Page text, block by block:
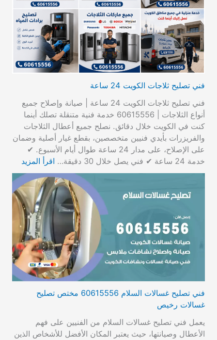
فني تصليح ثلاجات الكويت 24 ساعة
فني تصليح ثلاجات الكويت 24 ساعة | صيانة وإصلاح جميع
أنواع الثلاجات | 60615556 خدمة فنية متنقلة تصلك أينما
كنت في الكويت خلال دقائق. نصلح جميع أعطال الثلاجات
والفريزرات بأيدي فنيين متخصصين، بقطع غيار أصلية وضمان
على الإصلاح، على مدار 24 ساعة طوال أيام الأسبوع. ✔
خدمة 24 ساعة ✔ فني يصل خلال 30 دقيقة…
اقرأ المزيد
فني تصليح غسالات السلام 60615556 مختص تصليح
غسالات رخيص
يعمل فني تصليح غسالات السلام من الفنيين على فهم
الأعطال وصيانتها، حيث يعتبر المكان الأفضل للأشخاص الذين